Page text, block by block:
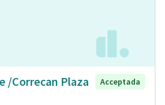
/Correcan Plaza
Acceptada